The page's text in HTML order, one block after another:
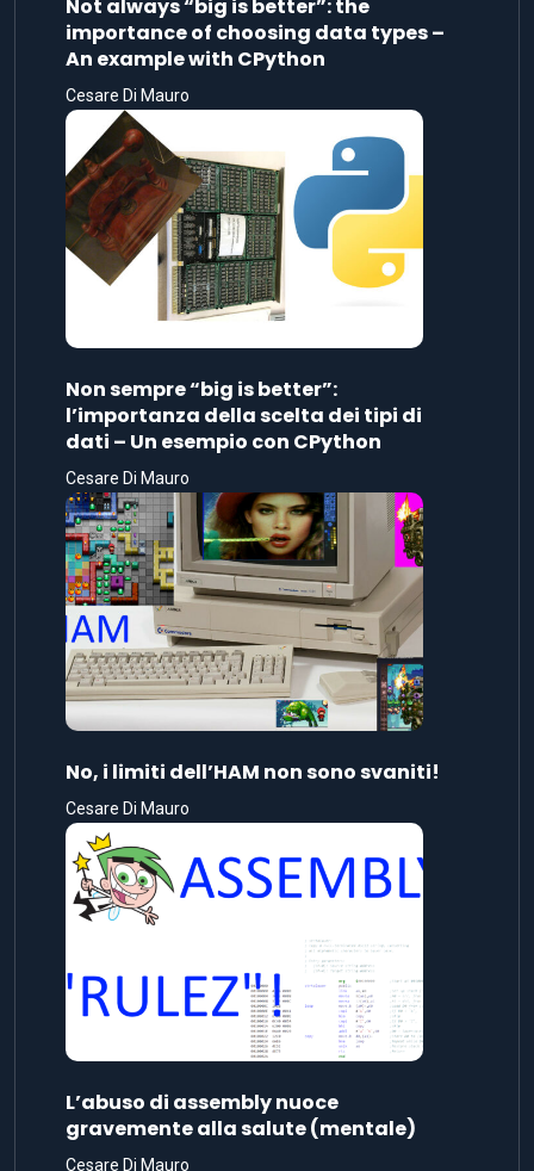
Not always “big is better”: the
importance of choosing data types –
An example with CPython
Cesare Di Mauro
Non sempre “big is better”:
l’importanza della scelta dei tipi di
dati – Un esempio con CPython
Cesare Di Mauro
No, i limiti dell’HAM non sono svaniti!
Cesare Di Mauro
L’abuso di assembly nuoce
gravemente alla salute (mentale)
Cesare Di Mauro